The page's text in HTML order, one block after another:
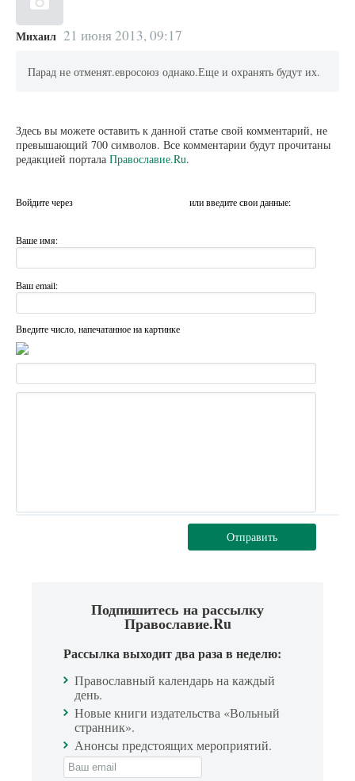
Михаил 21 июня 2013, 09:17
Парад не отменят.евросоюз однако.Еще и охранять будут их.
Здесь вы можете оставить к данной статье свой комментарий, не
превышающий 700 символов. Все комментарии будут прочитаны
редакцией портала Православие.Ru.
Войдите через или введите свои данные:
Ваше имя:
Ваш email:
Введите число, напечатанное на картинке
Отправить
Подпишитесь на рассылку
Православие.Ru
Рассылка выходит два раза в неделю:
Православный календарь на каждый
день.
Новые книги издательства «Вольный
странник».
Анонсы предстоящих мероприятий.